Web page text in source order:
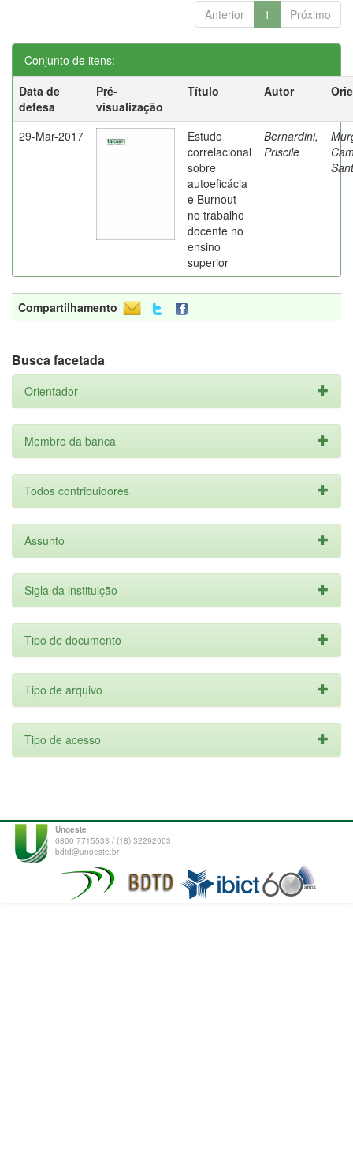
Anterior 1 Próximo
Conjunto de itens:
Data de
defesa
Pré-
visualização
Título Autor
29-Mar-2017
Estudo
correlacional
sobre
autoeficácia
e Burnout
no trabalho
docente no
ensino
superior
Bernardini,
Priscile
Compartilhamento
Busca facetada
Orientador
Membro da banca
Todos contribuidores
Assunto
Sigla da instituição
Tipo de documento
Tipo de arquivo
Tipo de acesso
Unoeste
0800 7715533 / (18) 32292003
bdtd@unoeste.br